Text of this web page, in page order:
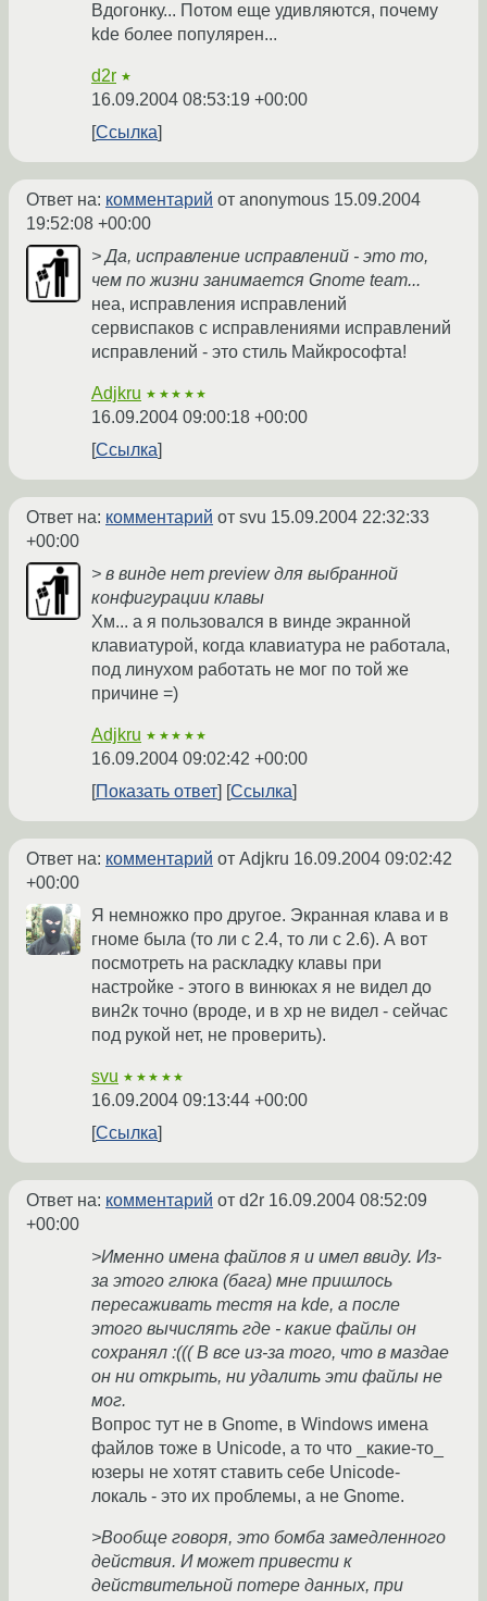
Вдогонку... Потом еще удивляются, почему
kde более популярен...
d2r ★
16.09.2004 08:53:19 +00:00
Ссылка
Ответ на: комментарий от anonymous 15.09.2004
19:52:08 +00:00
> Да, исправление исправлений - это то,
чем по жизни занимается Gnome team...
неа, исправления исправлений
сервиспаков с исправлениями исправлений
исправлений - это стиль Майкрософта!
Adjkru ★★★★★
16.09.2004 09:00:18 +00:00
Ссылка
Ответ на: комментарий от svu 15.09.2004 22:32:33
+00:00
> в винде нет preview для выбранной
конфигурации клавы
Хм... а я пользовался в винде экранной
клавиатурой, когда клавиатура не работала,
под линухом работать не мог по той же
причине =)
Adjkru ★★★★★
16.09.2004 09:02:42 +00:00
Показать ответ
Ссылка
Ответ на: комментарий от Adjkru 16.09.2004 09:02:42
+00:00
Я немножко про другое. Экранная клава и в
гноме была (то ли с 2.4, то ли с 2.6). А вот
посмотреть на раскладку клавы при
настройке - этого в винюках я не видел до
вин2к точно (вроде, и в хр не видел - сейчас
под рукой нет, не проверить).
svu ★★★★★
16.09.2004 09:13:44 +00:00
Ссылка
Ответ на: комментарий от d2r 16.09.2004 08:52:09
+00:00
>Именно имена файлов я и имел ввиду. Из-
за этого глюка (бага) мне пришлось
пересаживать тестя на kde, а после
этого вычислять где - какие файлы он
сохранял :((( В все из-за того, что в маздае
он ни открыть, ни удалить эти файлы не
мог.
Вопрос тут не в Gnome, в Windows имена
файлов тоже в Unicode, а то что _какие-то_
юзеры не хотят ставить себе Unicode-
локаль - это их проблемы, а не Gnome.
>Вообще говоря, это бомба замедленного
действия. И может привести к
действительной потере данных, при